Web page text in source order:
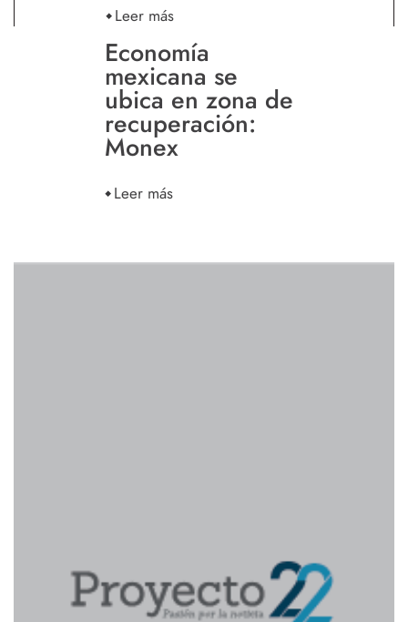
Leer más
Economía
mexicana se
ubica en zona de
recuperación:
Monex
Leer más